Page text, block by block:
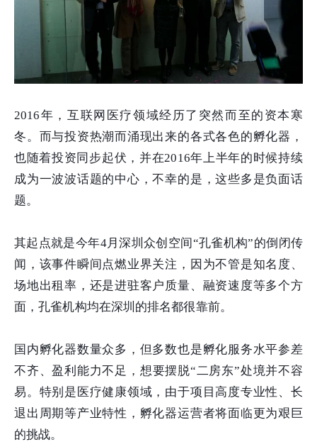
2016年，互联网医疗领域经历了突然而至的资本寒
冬。而与投资热潮而涌现出来的各式各色的孵化器，
也随着投资同步起伏，并在2016年上半年的时候持续
成为一波波话题的中心，不幸的是，这些多是负面话
题。
其起点就是今年4月深圳众创空间“孔雀机构”的倒闭传
闻，该事件瞬间点燃业界关注，因为不管是知名度、
场地出租率，还是进驻客户质量、融资速度等多个方
面，孔雀机构均在深圳的排名都很靠前。
国内孵化器数量众多，但多数也是孵化服务水平参差
不齐、盈利能力不足，想要摆脱“二房东”处境并不容
易。特别是医疗健康领域，由于项目高度专业性、长
退出周期等产业特性，孵化器运营者将面临更为艰巨
的挑战。